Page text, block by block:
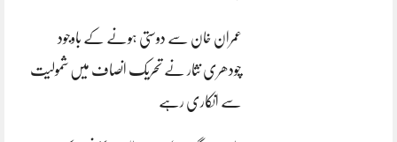
عمران خان سے دوستی ہونے کے باوجود
چودھری نثار نے تحریک انصاف میں شمولیت
سے انکاری رہے